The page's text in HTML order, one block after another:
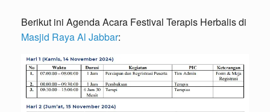
Berikut ini Agenda Acara Festival Terapis Herbalis di
Masjid Raya Al Jabbar: